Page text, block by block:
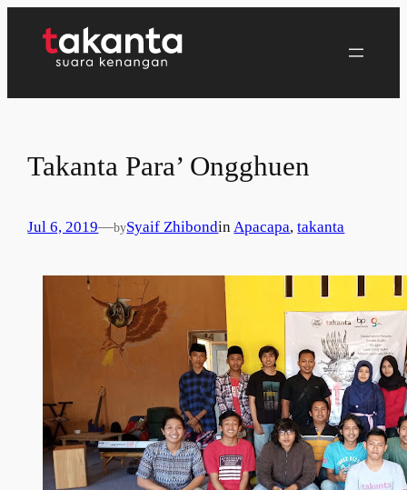
Takanta Para’ Ongghuen
Jul 6, 2019—bySyaif ZhibondinApacapa, takanta